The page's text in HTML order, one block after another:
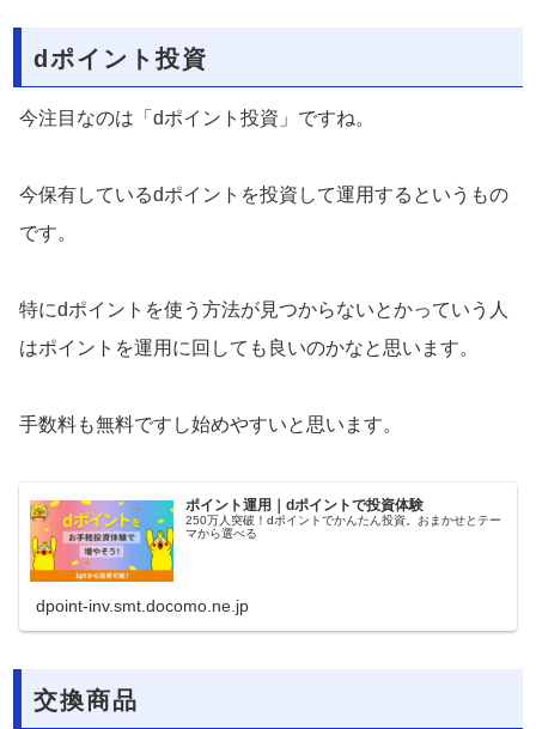
dポイント投資
今注目なのは「dポイント投資」ですね。
今保有しているdポイントを投資して運用するというもの
です。
特にdポイントを使う方法が見つからないとかっていう人
はポイントを運用に回しても良いのかなと思います。
手数料も無料ですし始めやすいと思います。
ポイント運用｜dポイントで投資体験
250万人突破！dポイントでかんたん投資。おまかせとテー
マから選べる
dpoint-inv.smt.docomo.ne.jp
交換商品